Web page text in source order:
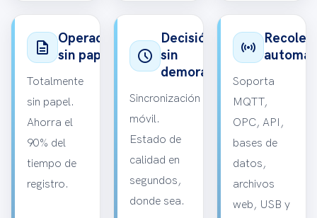
description
Operación
sin papel
Totalmente
sin papel.
Ahorra el
90% del
tiempo de
registro.
schedule
Decisión
sin
demora
Sincronización
móvil.
Estado de
calidad en
segundos,
donde sea.
sensors
Soporta
MQTT,
OPC, API,
bases de
datos,
archivos
web, USB y